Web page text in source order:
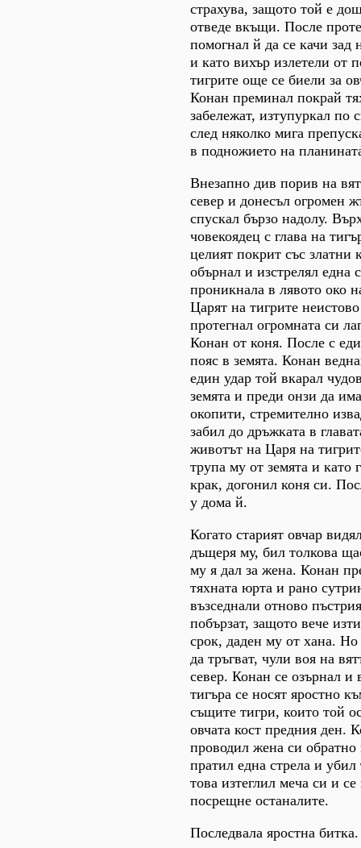
страхува, защото той е
отведе вкъщи. После
помогнал й да се качи зад
и като вихър излетели от
тигрите още се биели за
Конан преминал покрай
забележат, изтупуркал по
след няколко мига
в подножието на
Внезапно див порив на
север и донесъл огромен
спускал бързо надолу.
човекоядец с глава на
целият покрит със златни
обърнал и изстрелял една
проникнала в лявото око
Царят на тигрите
протегнал огромната си
Конан от коня. После с
пояс в земята. Конан
един удар той вкарал
земята и преди онзи да
окопити, стремително
забил до дръжката в
животът на Царя на
трупа му от земята и като
крак, догонил коня си.
у дома й.
Когато старият овчар
дъщеря му, бил толкова
му я дал за жена. Конан
тяхната юрта и рано
възседнали отново
побързат, защото вече
срок, даден му от хана.
да тръгват, чули воя на
север. Конан се озърнал и
тигъра се носят яростно
същите тигри, които той
овчата кост предния ден.
проводил жена си
пратил една стрела и
това изтеглил меча си и
посрещне останалите.
Последвала яростна